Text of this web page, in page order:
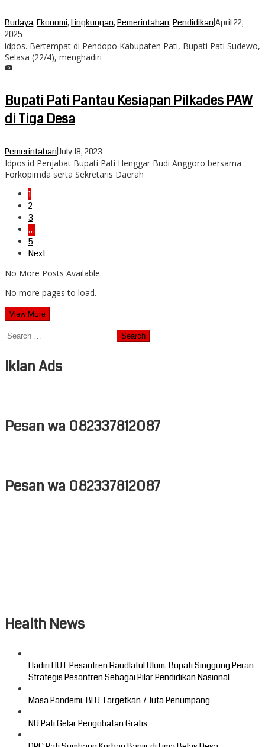
Budaya, Ekonomi, Lingkungan, Pemerintahan, Pendidikan April 22,
2025
idpos. Bertempat di Pendopo Kabupaten Pati, Bupati Pati Sudewo,
Selasa (22/4), menghadiri
Bupati Pati Pantau Kesiapan Pilkades PAW
di Tiga Desa
Pemerintahan|July 18, 2023
Idpos.id Penjabat Bupati Pati Henggar Budi Anggoro bersama
Forkopimda serta Sekretaris Daerah
1
2
3
…
5
Next
No More Posts Available.
No more pages to load.
View More
Search
for:
Iklan Ads
Pesan wa 082337812087
Pesan wa 082337812087
Health News
Hadiri HUT Pesantren Raudlatul Ulum, Bupati Singgung Peran
Strategis Pesantren Sebagai Pilar Pendidikan Nasional
Masa Pandemi, BLU Targetkan 7 Juta Penumpang
NU Pati Gelar Pengobatan Gratis